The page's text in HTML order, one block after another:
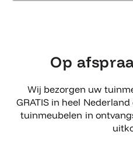
Op
Wij bezorgen uw
GRATIS in heel
tuinmeubelen in